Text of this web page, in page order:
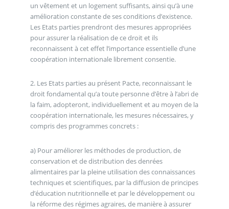
un vêtement et un logement suffisants, ainsi qu’à une
amélioration constante de ses conditions d’existence.
Les Etats parties prendront des mesures appropriées
pour assurer la réalisation de ce droit et ils
reconnaissent à cet effet l’importance essentielle d’une
coopération internationale librement consentie.
2. Les Etats parties au présent Pacte, reconnaissant le
droit fondamental qu’a toute personne d’être à l’abri de
la faim, adopteront, individuellement et au moyen de la
coopération internationale, les mesures nécessaires, y
compris des programmes concrets :
a) Pour améliorer les méthodes de production, de
conservation et de distribution des denrées
alimentaires par la pleine utilisation des connaissances
techniques et scientifiques, par la diffusion de principes
d’éducation nutritionnelle et par le développement ou
la réforme des régimes agraires, de manière à assurer